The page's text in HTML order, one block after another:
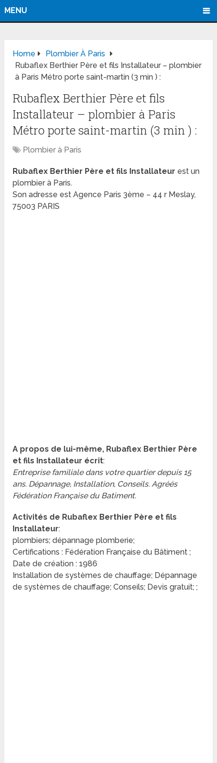
MENU
Home
Plombier À Paris
Rubaflex Berthier Père et fils Installateur – plombier
à Paris Métro porte saint-martin (3 min ) :
Rubaflex Berthier Père et fils
Installateur – plombier à Paris
Métro porte saint-martin (3 min ) :
Plombier à Paris
Rubaflex Berthier Père et fils Installateur est un
plombier à Paris.
Son adresse est Agence Paris 3ème – 44 r Meslay,
75003 PARIS
A propos de lui-même, Rubaflex Berthier Père
et fils Installateur écrit:
Entreprise familiale dans votre quartier depuis 15
ans. Dépannage, Installation, Conseils. Agréés
Fédération Française du Batiment.
Activités de Rubaflex Berthier Père et fils
Installateur:
plombiers; dépannage plomberie;
Certifications : Fédération Française du Bâtiment ;
Date de création : 1986
Installation de systèmes de chauffage; Dépannage
de systèmes de chauffage; Conseils; Devis gratuit; ;